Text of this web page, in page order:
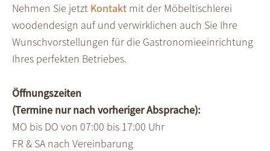
Nehmen Sie jetzt Kontakt mit der Möbel­tischlerei
woodendesign auf und verwirklichen auch Sie Ihre
Wunsch­vorstel­lungen für die Gastronomie­einrichtung
Ihres perfekten Betriebes.
Öffnungszeiten
(Termine nur nach vorheriger Absprache):
MO bis DO von 07:00 bis 17:00 Uhr
FR & SA nach Vereinbarung